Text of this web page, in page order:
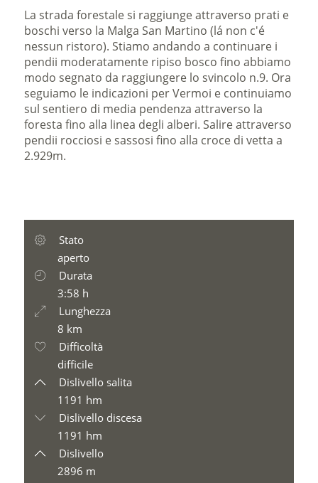
La strada forestale si raggiunge attraverso prati e
boschi verso la Malga San Martino (lá non c'é
nessun ristoro). Stiamo andando a continuare i
pendii moderatamente ripiso bosco fino abbiamo
modo segnato da raggiungere lo svincolo n.9. Ora
seguiamo le indicazioni per Vermoi e continuiamo
sul sentiero di media pendenza attraverso la
foresta fino alla linea degli alberi. Salire attraverso
pendii rocciosi e sassosi fino alla croce di vetta a
2.929m.
Stato
aperto
Durata
3:58 h
Lunghezza
8 km
Difficoltà
difficile
Dislivello salita
1191 hm
Dislivello discesa
1191 hm
Dislivello
2896 m